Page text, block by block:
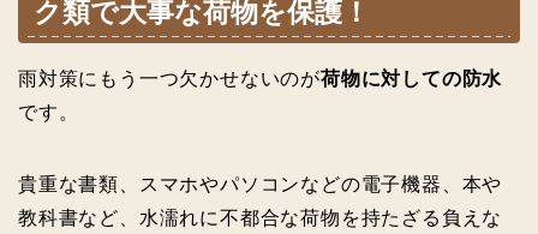
ク類で大事な荷物を保護！
雨対策にもう一つ欠かせないのが荷物に対しての防水
です。
貴重な書類、スマホやパソコンなどの電子機器、本や
教科書など、水濡れに不都合な荷物を持たざる負えな